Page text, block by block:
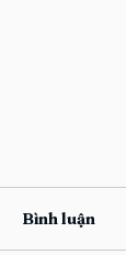
Bình luận